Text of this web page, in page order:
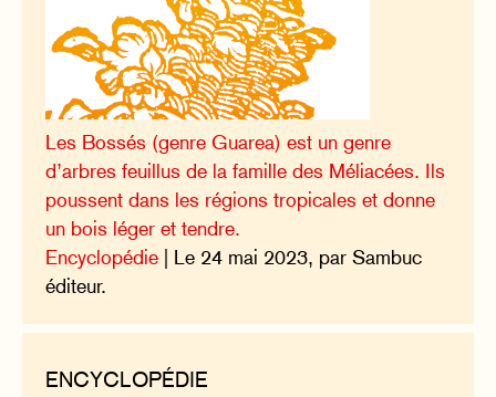
Les Bossés (genre Guarea) est un genre
d’arbres feuillus de la famille des Méliacées. Ils
poussent dans les régions tropicales et donne
un bois léger et tendre.
Encyclopédie | Le 24 mai 2023, par Sambuc
éditeur.
ENCYCLOPÉDIE